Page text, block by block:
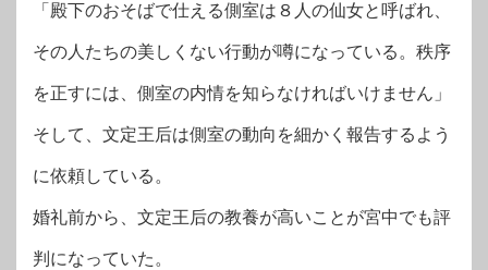
「殿下のおそばで仕える側室は８人の仙女と呼ばれ、
その人たちの美しくない行動が噂になっている。秩序
を正すには、側室の内情を知らなければいけません」
そして、文定王后は側室の動向を細かく報告するよう
に依頼している。
婚礼前から、文定王后の教養が高いことが宮中でも評
判になっていた。